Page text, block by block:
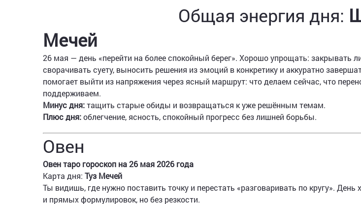
Общая энергия дня:
Мечей
26 мая — день «перейти на более спокойный берег». Хорошо упрощать: закрывать
сворачивать суету, выносить решения из эмоций в конкретику и аккуратно
помогает выйти из напряжения через ясный маршрут: что делаем сейчас, что
поддерживаем.
Минус дня:тащить старые обиды и возвращаться к уже решённым темам.
Плюс дня:облегчение, ясность, спокойный прогресс без лишней борьбы.
Овен
Овен таро гороскоп на 26 мая 2026 года
Карта дня: Туз Мечей
Ты видишь, где нужно поставить точку и перестать «разговаривать по кругу».
и прямых формулировок, но без резкости.